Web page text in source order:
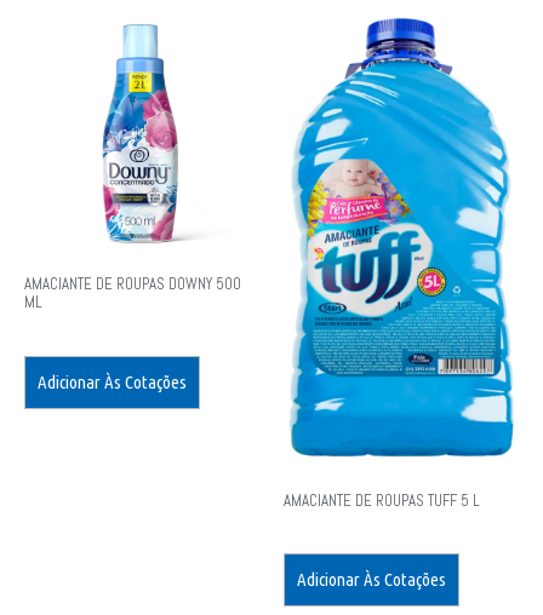
AMACIANTE DE ROUPAS DOWNY 500
ML
Adicionar Às Cotações
AMACIANTE DE ROUPAS TUFF 5 L
Adicionar Às Cotações